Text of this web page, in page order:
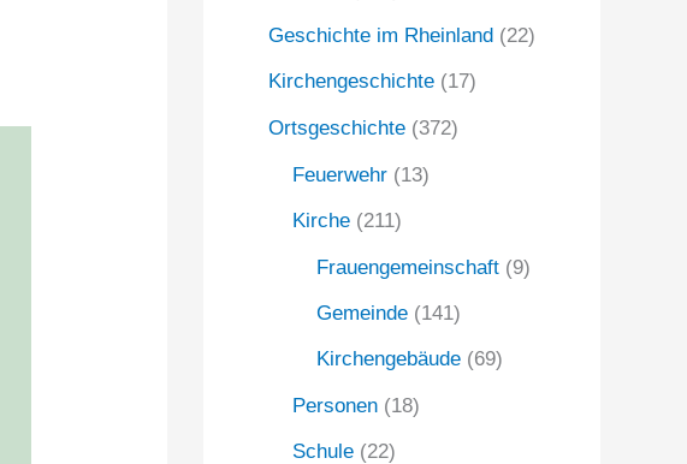
Geschichte im Rheinland (22)
Kirchengeschichte (17)
Ortsgeschichte (372)
Feuerwehr (13)
Kirche (211)
Frauengemeinschaft (9)
Gemeinde (141)
Kirchengebäude (69)
Personen (18)
Schule (22)